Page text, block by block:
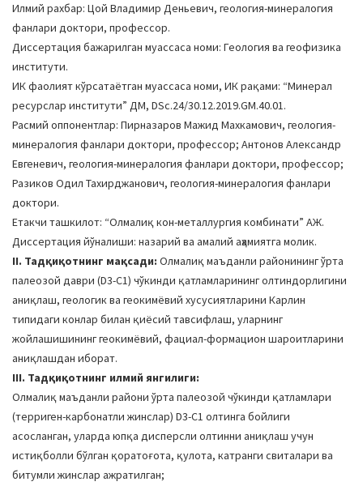
Илмий рахбар: Цой Владимир Деньевич, геология-минералогия
фанлари доктори, профессор.
Диссертация бажарилган муассаса номи: Геология ва геофизика
институти.
ИК фаолият кўрсатаётган муассаса номи, ИК рақами: “Минерал
ресурслар институти” ДМ, DSc.24/30.12.2019.GM.40.01.
Расмий оппонентлар: Пирназаров Мажид Махкамович, геология-
минералогия фанлари доктори, профессор; Антонов Александр
Евгеневич, геология-минералогия фанлари доктори, профессор;
Разиков Одил Тахирджанович, геология-минералогия фанлари
доктори.
Етакчи ташкилот: “Олмалиқ кон-металлургия комбинати” АЖ.
Диссертация йўналиши: назарий ва амалий аҳамиятга молик.
II. Тадқиқотнинг мақсади: Олмалиқ маъданли районининг ўрта
палеозой даври (D3-C1) чўкинди қатламларининг олтиндорлигини
аниқлаш, геологик ва геокимёвий хусусиятларини Карлин
типидаги конлар билан қиёсий тавсифлаш, уларнинг
жойлашишининг геокимёвий, фациал-формацион шароитларини
аниқлашдан иборат.
III. Тадқиқотнинг илмий янгилиги:
Олмалиқ маъданли райони ўрта палеозой чўкинди қатламлари
(терриген-карбонатли жинслар) D3-C1 олтинга бойлиги
асосланган, уларда юпқа дисперсли олтинни аниқлаш учун
истиқболли бўлган қоратоғота, қулота, катранги свиталари ва
битумли жинслар ажратилган;